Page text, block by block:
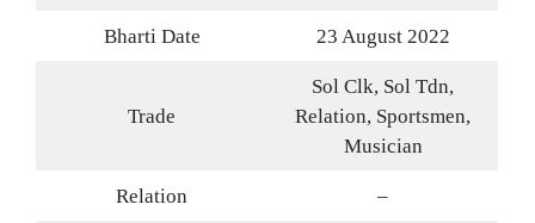
Bharti Date 23 August 2022
Trade
Sol Clk, Sol Tdn,
Relation, Sportsmen,
Musician
Relation –